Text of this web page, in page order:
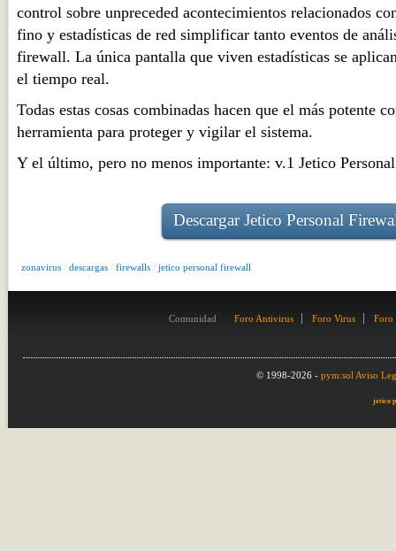
control sobre unpreceded acontecimientos relacionados
fino y estadísticas de red simplificar tanto eventos de
firewall. La única pantalla que viven estadísticas se
el tiempo real.
Todas estas cosas combinadas hacen que el más potente
herramienta para proteger y vigilar el sistema.
Y el último, pero no menos importante: v.1 Jetico
Descargar Jetico Personal
zonavirus / descargas / firewalls / jetico personal firewall
Comunidad Foro Antivirus Foro Virus Foro
© 1998-2026 - pym:sol Aviso
jetico